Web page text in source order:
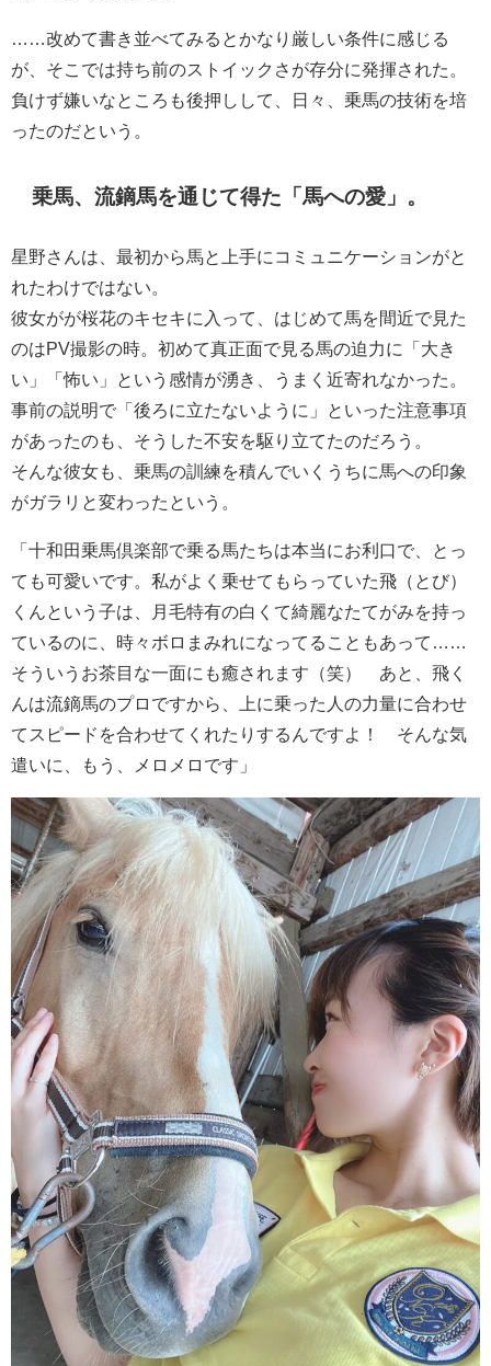
……改めて書き並べてみるとかなり厳しい条件に感じる
が、そこでは持ち前のストイックさが存分に発揮された。
負けず嫌いなところも後押しして、日々、乗馬の技術を培
ったのだという。
乗馬、流鏑馬を通じて得た「馬への愛」。
星野さんは、最初から馬と上手にコミュニケーションがと
れたわけではない。
彼女がが桜花のキセキに入って、はじめて馬を間近で見た
のはPV撮影の時。初めて真正面で見る馬の迫力に「大き
い」「怖い」という感情が湧き、うまく近寄れなかった。
事前の説明で「後ろに立たないように」といった注意事項
があったのも、そうした不安を駆り立てたのだろう。
そんな彼女も、乗馬の訓練を積んでいくうちに馬への印象
がガラリと変わったという。
「十和田乗馬倶楽部で乗る馬たちは本当にお利口で、とっ
ても可愛いです。私がよく乗せてもらっていた飛（とび）
くんという子は、月毛特有の白くて綺麗なたてがみを持っ
ているのに、時々ボロまみれになってることもあって……
そういうお茶目な一面にも癒されます（笑） あと、飛く
んは流鏑馬のプロですから、上に乗った人の力量に合わせ
てスピードを合わせてくれたりするんですよ！ そんな気
遣いに、もう、メロメロです」